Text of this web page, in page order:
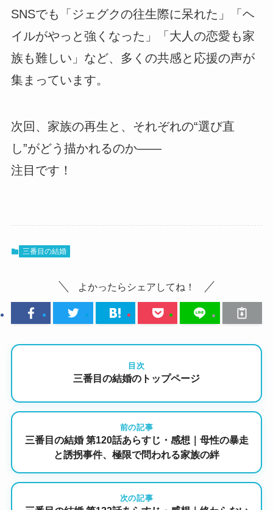
SNSでも「ジェグクの往生際に呆れた」「ヘ
イルがやっと強くなった」「大人の恋愛も家
族も難しい」など、多くの共感と応援の声が
集まっています。
次回、家族の再生と、それぞれの“選び直
し”がどう描かれるのか――
注目です！
三番目の結婚
よかったらシェアしてね！
目次
三番目の結婚のトップページ
前の記事
三番目の結婚 第120話あらすじ・感想｜母性の暴走
と誘拐事件、極限で問われる家族の絆
次の記事